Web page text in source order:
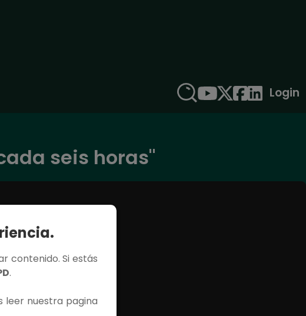
Login
seis horas"
contenido. Si estás
.
leer nuestra pagina